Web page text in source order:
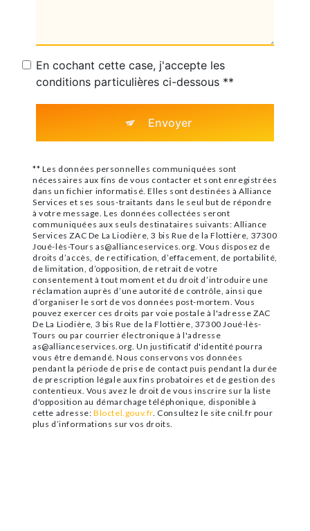
En cochant cette case, j'accepte les
conditions particulières ci-dessous **
Envoyer
** Les données personnelles communiquées sont
nécessaires aux fins de vous contacter et sont enregistrées
dans un fichier informatisé. Elles sont destinées à Alliance
Services et ses sous-traitants dans le seul but de répondre
à votre message. Les données collectées seront
communiquées aux seuls destinataires suivants: Alliance
Services ZAC De La Liodière, 3 bis Rue de la Flottière, 37300
Joué-lès-Tours as@allianceservices.org. Vous disposez de
droits d’accès, de rectification, d’effacement, de portabilité,
de limitation, d’opposition, de retrait de votre
consentement à tout moment et du droit d’introduire une
réclamation auprès d’une autorité de contrôle, ainsi que
d’organiser le sort de vos données post-mortem. Vous
pouvez exercer ces droits par voie postale à l'adresse ZAC
De La Liodière, 3 bis Rue de la Flottière, 37300 Joué-lès-
Tours ou par courrier électronique à l'adresse
as@allianceservices.org. Un justificatif d'identité pourra
vous être demandé. Nous conservons vos données
pendant la période de prise de contact puis pendant la durée
de prescription légale aux fins probatoires et de gestion des
contentieux. Vous avez le droit de vous inscrire sur la liste
d'opposition au démarchage téléphonique, disponible à
cette adresse: Bloctel.gouv.fr . Consultez le site cnil.fr pour
plus d’informations sur vos droits.